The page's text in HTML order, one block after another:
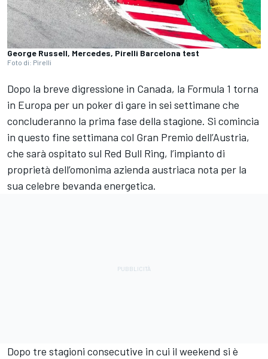
George Russell, Mercedes, Pirelli Barcelona test
Foto di: Pirelli
Dopo la breve digressione in Canada, la Formula 1 torna
in Europa per un poker di gare in sei settimane che
concluderanno la prima fase della stagione. Si comincia
in questo fine settimana col Gran Premio dell’Austria,
che sarà ospitato sul Red Bull Ring, l’impianto di
proprietà dell’omonima azienda austriaca nota per la
sua celebre bevanda energetica.
Dopo tre stagioni consecutive in cui il weekend si è